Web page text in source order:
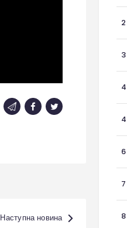
Наступна новина
2
3
4
4
6
7
8